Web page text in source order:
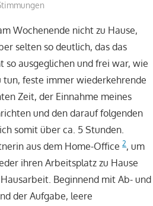
Wochenende nicht zu Hause,
selten so deutlich, das das
so ausgeglichen und frei war, wie
feste immer wiederkehrende
Zeit, der Einnahme meines
und den darauf folgenden
somit über ca. 5 Stunden.
aus dem Home-Office2, um
ihren Arbeitsplatz zu Hause
Beginnend mit Ab- und
der Aufgabe, leere